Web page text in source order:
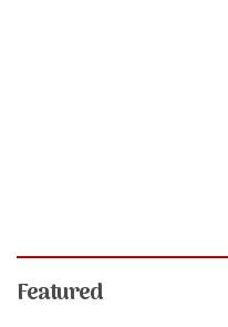
Featured